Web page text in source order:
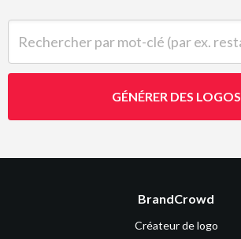
GÉNÉRER DES LOGOS
BrandCrowd
Créateur de logo